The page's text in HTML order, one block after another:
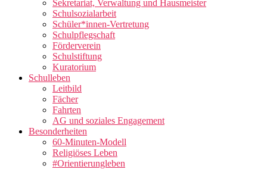
Sekretariat, Verwaltung und Hausmeister
Schulsozialarbeit
Schüler*innen-Vertretung
Schulpflegschaft
Förderverein
Schulstiftung
Kuratorium
Schulleben
Leitbild
Fächer
Fahrten
AG und soziales Engagement
Besonderheiten
60-Minuten-Modell
Religiöses Leben
#Orientierungleben